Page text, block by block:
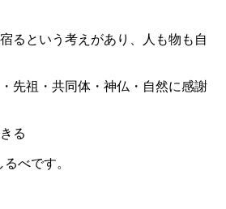
るという考えがあり、人も物も自
先祖・共同体・神仏・自然に感謝
る
べです。